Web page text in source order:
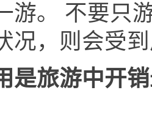
游。 不要只
况，则会受
是旅游中开